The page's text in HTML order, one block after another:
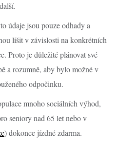
údaje jsou pouze odhady a
lišit v závislosti na konkrétních
Proto je důležité plánovat své
a rozumně, aby bylo možné v
odpočinku.
mnoho sociálních výhod,
seniory nad 65 let nebo v
) dokonce jízdné zdarma.